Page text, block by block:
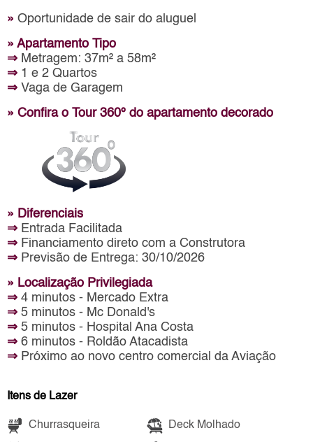
» Oportunidade de sair do aluguel
» Apartamento Tipo
⇒ Metragem: 37m² a 58m²
⇒ 1 e 2 Quartos
⇒ Vaga de Garagem
» Confira o Tour 360º do apartamento decorado
» Diferenciais
⇒ Entrada Facilitada
⇒ Financiamento direto com a Construtora
⇒ Previsão de Entrega: 30/10/2026
» Localização Privilegiada
⇒ 4 minutos - Mercado Extra
⇒ 5 minutos - Mc Donald's
⇒ 5 minutos - Hospital Ana Costa
⇒ 6 minutos - Roldão Atacadista
⇒ Próximo ao novo centro comercial da Aviação
Itens de Lazer
Churrasqueira Deck Molhado